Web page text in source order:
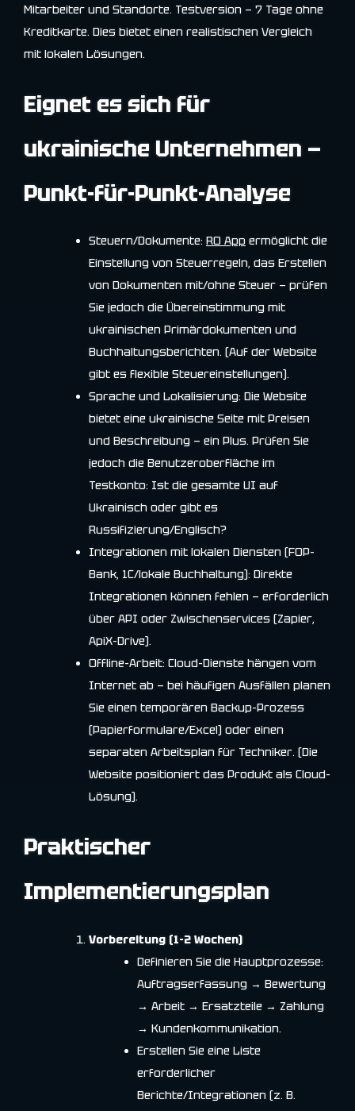
Mitarbeiter und Standorte. Testversion — 7 Tage ohne
Kreditkarte. Dies bietet einen realistischen Vergleich
mit lokalen Lösungen.
Eignet es sich für
ukrainische Unternehmen —
Punkt-für-Punkt-Analyse
Steuern/Dokumente: RO App ermöglicht die
Einstellung von Steuerregeln, das Erstellen
von Dokumenten mit/ohne Steuer — prüfen
Sie jedoch die Übereinstimmung mit
ukrainischen Primärdokumenten und
Buchhaltungsberichten. (Auf der Website
gibt es flexible Steuereinstellungen).
Sprache und Lokalisierung: Die Website
bietet eine ukrainische Seite mit Preisen
und Beschreibung — ein Plus. Prüfen Sie
jedoch die Benutzeroberfläche im
Testkonto: Ist die gesamte UI auf
Ukrainisch oder gibt es
Russifizierung/Englisch?
Integrationen mit lokalen Diensten (FOP-
Bank, 1C/lokale Buchhaltung): Direkte
Integrationen können fehlen — erforderlich
über API oder Zwischenservices (Zapier,
ApiX-Drive).
Offline-Arbeit: Cloud-Dienste hängen vom
Internet ab — bei häufigen Ausfällen planen
Sie einen temporären Backup-Prozess
(Papierformulare/Excel) oder einen
separaten Arbeitsplan für Techniker. (Die
Website positioniert das Produkt als Cloud-
Lösung).
Praktischer
Implementierungsplan
Vorbereitung (1–2 Wochen)
Definieren Sie die Hauptprozesse:
Auftragserfassung → Bewertung
→ Arbeit → Ersatzteile → Zahlung
→ Kundenkommunikation.
Erstellen Sie eine Liste
erforderlicher
Berichte/Integrationen (z. B.